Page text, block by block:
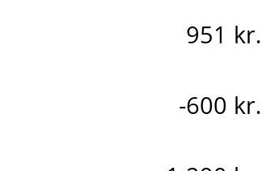
951 kr.
-600 kr.